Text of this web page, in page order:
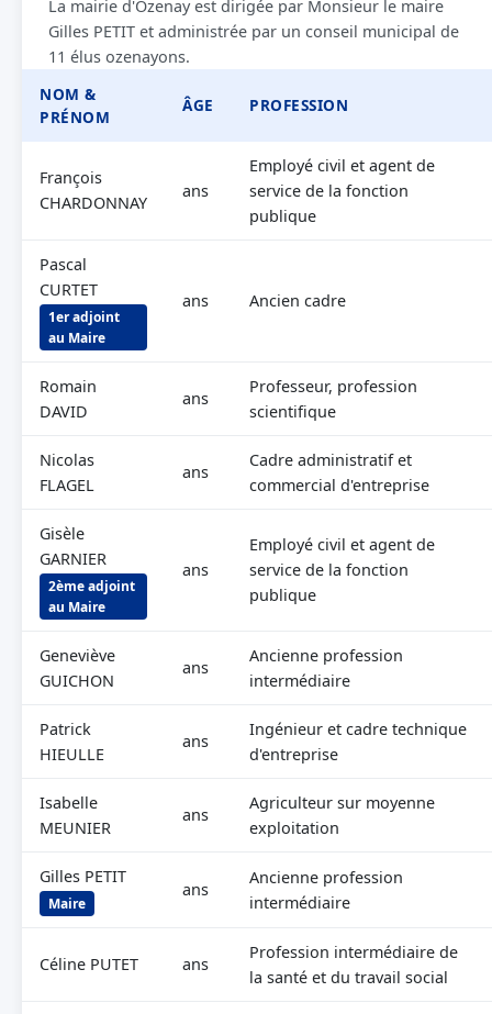
La mairie d'Ozenay est dirigée par Monsieur le maire
Gilles PETIT et administrée par un conseil municipal de
11 élus ozenayons.
NOM &
PRÉNOM
ÂGE PROFESSION
François
CHARDONNAY
ans
Employé civil et agent de
service de la fonction
publique
Pascal
CURTET
1er adjoint
au Maire
ans Ancien cadre
Romain
DAVID
ans
Professeur, profession
scientifique
Nicolas
FLAGEL
ans
Cadre administratif et
commercial d'entreprise
Gisèle
GARNIER
2ème adjoint
au Maire
ans
Employé civil et agent de
service de la fonction
publique
Geneviève
GUICHON
ans
Ancienne profession
intermédiaire
Patrick
HIEULLE
ans
Ingénieur et cadre technique
d'entreprise
Isabelle
MEUNIER
ans
Agriculteur sur moyenne
exploitation
Gilles PETIT
Maire
ans
Ancienne profession
intermédiaire
Céline PUTET ans
Profession intermédiaire de
la santé et du travail social